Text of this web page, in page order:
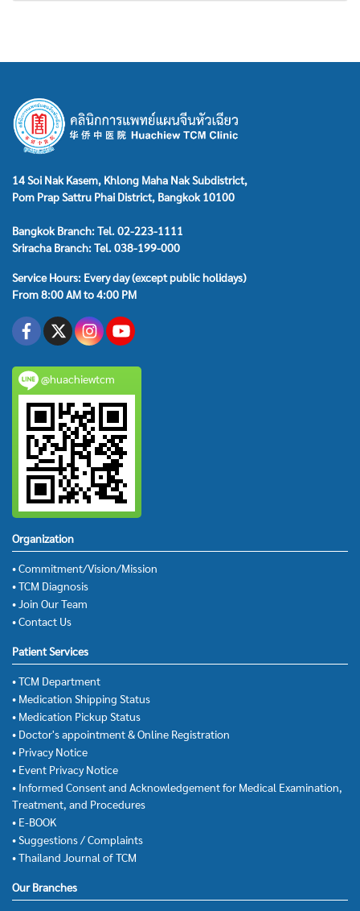
14 Soi Nak Kasem, Khlong Maha Nak Subdistrict,
Pom Prap Sattru Phai District, Bangkok 10100
Bangkok Branch: Tel. 02-223-1111
Sriracha Branch: Tel. 038-199-000
Service Hours: Every day (except public holidays)
From 8:00 AM to 4:00 PM
@huachiewtcm
Organization
• Commitment/Vision/Mission
• TCM Diagnosis
• Join Our Team
• Contact Us
Patient Services
• TCM Department
• Medication Shipping Status
• Medication Pickup Status
• Doctor's appointment & Online Registration
• Privacy Notice
• Event Privacy Notice
• Informed Consent and Acknowledgement for Medical Examination,
Treatment, and Procedures
• E-BOOK
• Suggestions / Complaints
• Thailand Journal of TCM
Our Branches